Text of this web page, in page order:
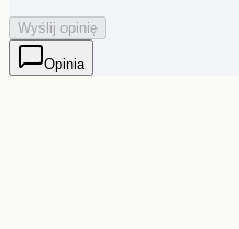
Wyślij opinię
Opinia